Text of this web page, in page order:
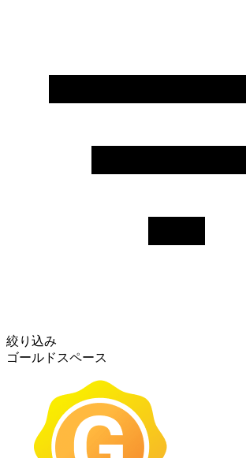
絞り込み
ゴールドスペース